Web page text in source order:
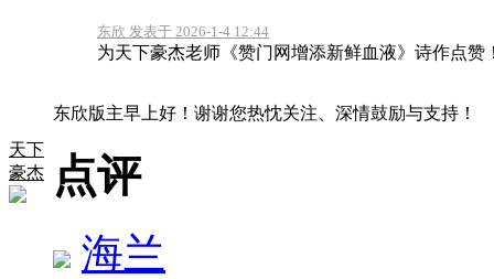
天下
豪杰
东欣 发表于 2026-1-4 12:44
为天下豪杰老师《赞门网增添新鲜血液》诗作点赞
东欣版主早上好！谢谢您热忱关注、深情鼓励与支持！
点评
海兰